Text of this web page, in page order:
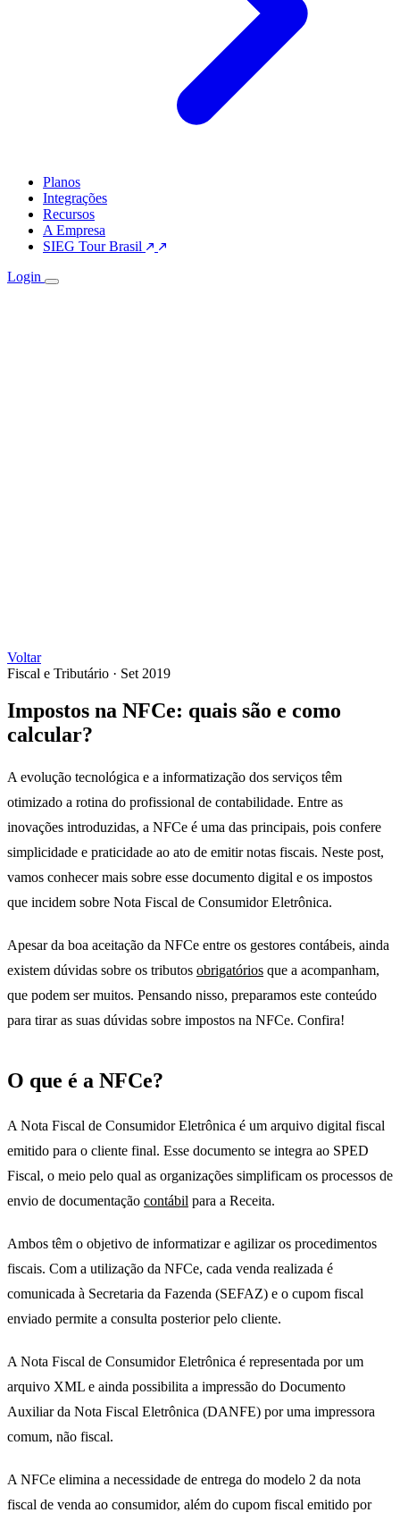
Planos
Integrações
Recursos
A Empresa
SIEG Tour Brasil
Login
Voltar
Fiscal e Tributário · Set 2019
Impostos na NFCe: quais são e como
calcular?
A evolução tecnológica e a informatização dos serviços têm
otimizado a rotina do profissional de contabilidade. Entre as
inovações introduzidas, a NFCe é uma das principais, pois confere
simplicidade e praticidade ao ato de emitir notas fiscais. Neste post,
vamos conhecer mais sobre esse documento digital e os impostos
que incidem sobre Nota Fiscal de Consumidor Eletrônica.
Apesar da boa aceitação da NFCe entre os gestores contábeis, ainda
existem dúvidas sobre os tributos obrigatórios que a acompanham,
que podem ser muitos. Pensando nisso, preparamos este conteúdo
para tirar as suas dúvidas sobre impostos na NFCe. Confira!
O que é a NFCe?
A Nota Fiscal de Consumidor Eletrônica é um arquivo digital fiscal
emitido para o cliente final. Esse documento se integra ao SPED
Fiscal, o meio pelo qual as organizações simplificam os processos de
envio de documentação contábil para a Receita.
Ambos têm o objetivo de informatizar e agilizar os procedimentos
fiscais. Com a utilização da NFCe, cada venda realizada é
comunicada à Secretaria da Fazenda (SEFAZ) e o cupom fiscal
enviado permite a consulta posterior pelo cliente.
A Nota Fiscal de Consumidor Eletrônica é representada por um
arquivo XML e ainda possibilita a impressão do Documento
Auxiliar da Nota Fiscal Eletrônica (DANFE) por uma impressora
comum, não fiscal.
A NFCe elimina a necessidade de entrega do modelo 2 da nota
fiscal de venda ao consumidor, além do cupom fiscal emitido por